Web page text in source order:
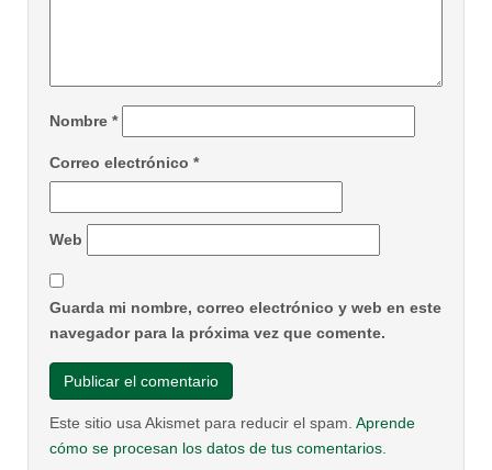
Nombre *
Correo electrónico *
Web
Guarda mi nombre, correo electrónico y web en este
navegador para la próxima vez que comente.
Este sitio usa Akismet para reducir el spam. Aprende
cómo se procesan los datos de tus comentarios.